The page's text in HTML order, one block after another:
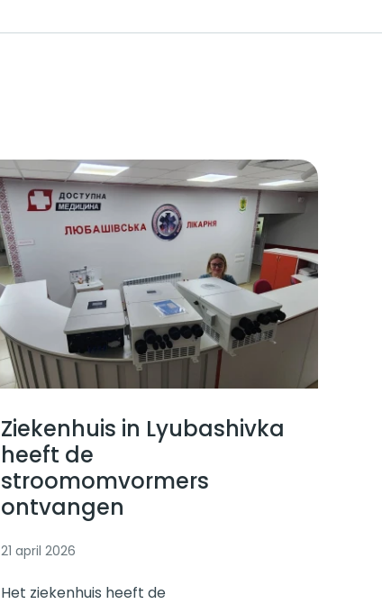
Lees verder
Ziekenhuis in Lyubashivka
heeft de
stroomomvormers
ontvangen
21 april 2026
Het ziekenhuis heeft de